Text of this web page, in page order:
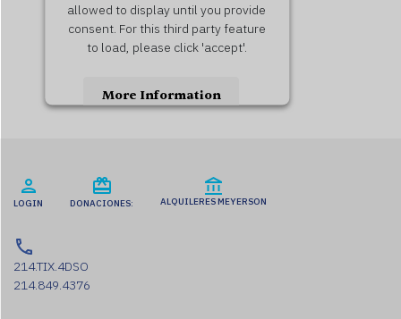
allowed to display until you provide
consent. For this third party feature
to load, please click 'accept'.
More Information
Powered by
Management Platform
LOGIN DONACIONES: ALQUILERES MEYERSON
214.TIX.4DSO
214.849.4376